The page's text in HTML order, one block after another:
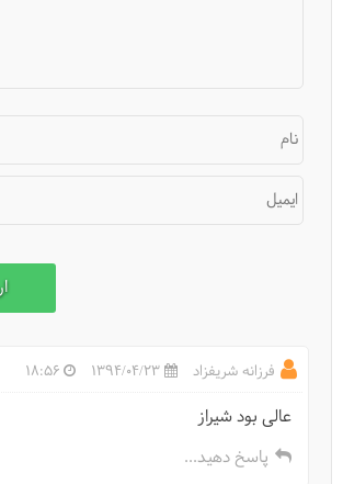
نام
ایمیل
فرزانه شریفزاد 1394/04/23
18:56
عالی بود شیراز
پاسخ دهید...